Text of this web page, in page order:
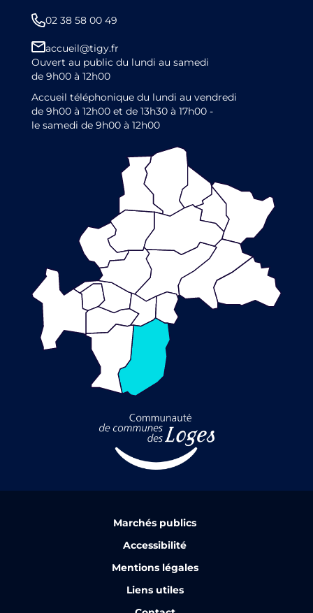
02 38 58 00 49
accueil@tigy.fr
Ouvert au public du lundi au samedi
de 9h00 à 12h00
Accueil téléphonique du lundi au vendredi
de 9h00 à 12h00 et de 13h30 à 17h00 -
le samedi de 9h00 à 12h00
Marchés publics
Accessibilité
Mentions légales
Liens utiles